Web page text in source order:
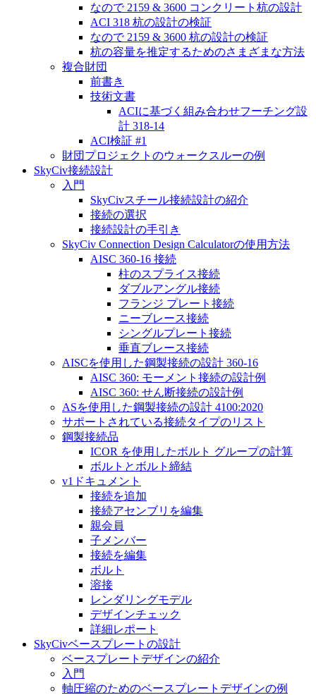
なので 2159 & 3600 コンクリート杭の設計
ACI 318 杭の設計の検証
なので 2159 & 3600 杭の設計の検証
杭の容量を推定するためのさまざまな方法
複合財団
前書き
技術文書
ACIに基づく組み合わせフーチング設
計 318-14
ACI検証 #1
財団プロジェクトのウォークスルーの例
SkyCiv接続設計
入門
SkyCivスチール接続設計の紹介
接続の選択
接続設計の手引き
SkyCiv Connection Design Calculatorの使用方法
AISC 360-16 接続
柱のスプライス接続
ダブルアングル接続
フランジ プレート接続
ニーブレース接続
シングルプレート接続
垂直ブレース接続
AISCを使用した鋼製接続の設計 360-16
AISC 360: モーメント接続の設計例
AISC 360: せん断接続の設計例
ASを使用した鋼製接続の設計 4100:2020
サポートされている接続タイプのリスト
鋼製接続品
ICOR を使用したボルト グループの計算
ボルトとボルト締結
v1ドキュメント
接続を追加
接続アセンブリを編集
親会員
子メンバー
接続を編集
ボルト
溶接
レンダリングモデル
デザインチェック
詳細レポート
SkyCivベースプレートの設計
ベースプレートデザインの紹介
入門
軸圧縮のためのベースプレートデザインの例